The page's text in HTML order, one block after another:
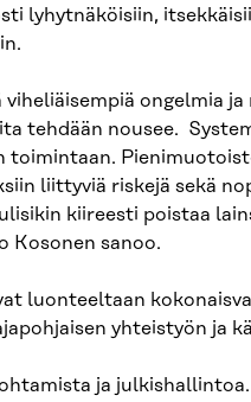
lyhytnäköisiin,
ongelmia
tehdään nousee.
toimintaan.
liittyviä riskejä sekä
kiireesti poistaa
Kosonen sanoo.
luonteeltaan
yhteistyön ja
ja